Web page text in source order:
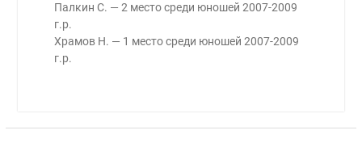
Палкин С. — 2 место среди юношей 2007-2009
г.р.
Храмов Н. — 1 место среди юношей 2007-2009
г.р.